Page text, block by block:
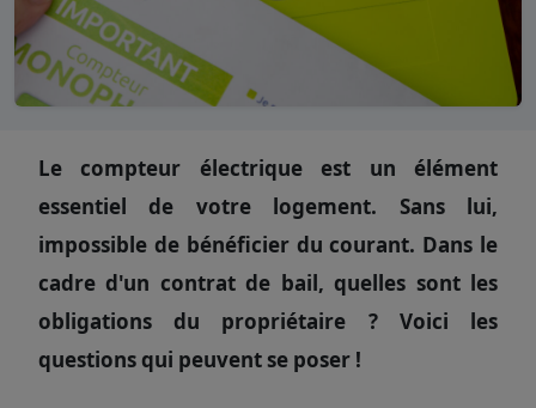
Le compteur électrique est un élément
essentiel de votre logement. Sans lui,
impossible de bénéficier du courant. Dans le
cadre d'un contrat de bail, quelles sont les
obligations du propriétaire ? Voici les
questions qui peuvent se poser !